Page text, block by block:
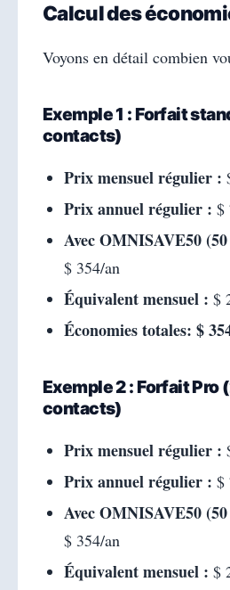
Calcul des
Voyons en détail combien
Exemple 1 : Forfait
contacts)
Prix ​​mensuel régulier :
Prix ​​annuel régulier : $
Avec OMNISAVE50
$ 354/an
Équivalent mensuel : $
Économies totales: $
Exemple 2 : Forfait Pro
contacts)
Prix ​​mensuel régulier :
Prix ​​annuel régulier : $
Avec OMNISAVE50
$ 354/an
Équivalent mensuel : $